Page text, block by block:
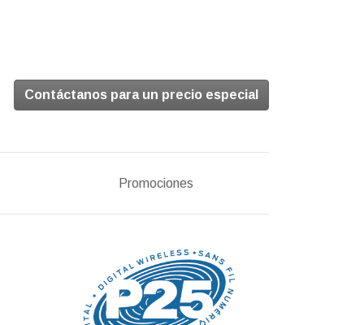
Contáctanos para un precio especial
Promociones